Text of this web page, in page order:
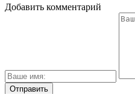
Добавить комментарий